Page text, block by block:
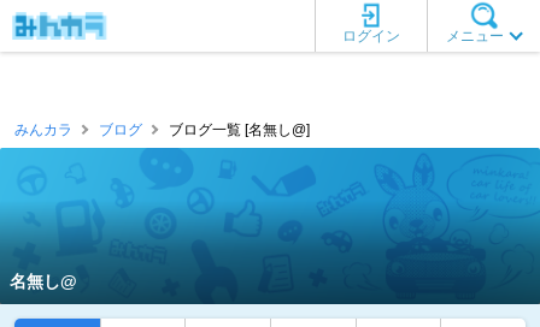
メニュー
ログイン
みんカラ ブログ ブログ一覧 [名無し@]
名無し@